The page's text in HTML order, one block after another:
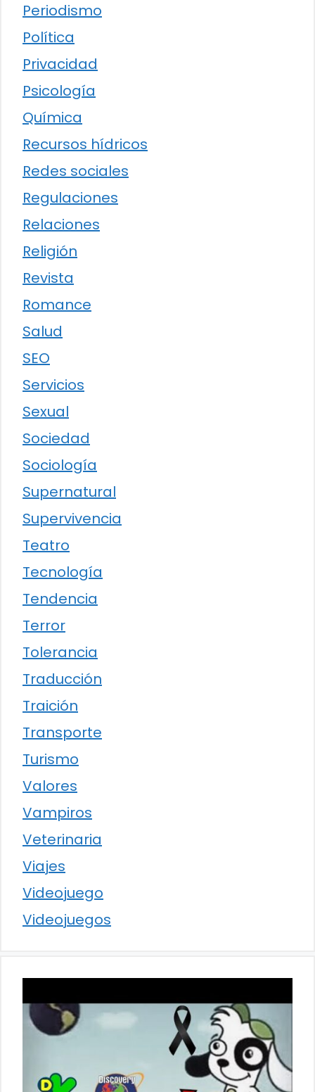
Periodismo
Política
Privacidad
Psicología
Química
Recursos hídricos
Redes sociales
Regulaciones
Relaciones
Religión
Revista
Romance
Salud
SEO
Servicios
Sexual
Sociedad
Sociología
Supernatural
Supervivencia
Teatro
Tecnología
Tendencia
Terror
Tolerancia
Traducción
Traición
Transporte
Turismo
Valores
Vampiros
Veterinaria
Viajes
Videojuego
Videojuegos